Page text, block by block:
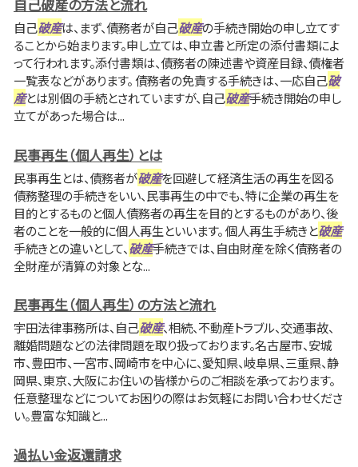
自己破産の方法と流れ
自己破産は、まず、債務者が自己破産の手続き開始の申し立てす
ることから始まります。申し立ては、申立書と所定の添付書類によ
って行われます。添付書類は、債務者の陳述書や資産目録、債権者
一覧表などがあります。 債務者の免責する手続きは、一応自己破
産とは別個の手続とされていますが、自己破産手続き開始の申し
立てがあった場合は...
民事再生（個人再生）とは
民事再生とは、債務者が破産を回避して経済生活の再生を図る
債務整理の手続きをいい、民事再生の中でも、特に企業の再生を
目的とするものと個人債務者の再生を目的とするものがあり、後
者のことを一般的に個人再生といいます。 個人再生手続きと破産
手続きとの違いとして、破産手続きでは、自由財産を除く債務者の
全財産が清算の対象とな...
民事再生（個人再生）の方法と流れ
宇田法律事務所は、自己破産、相続、不動産トラブル、交通事故、
離婚問題などの法律問題を取り扱っております。名古屋市、安城
市、豊田市、一宮市、岡崎市を中心に、愛知県、岐阜県、三重県、静
岡県、東京、大阪にお住いの皆様からのご相談を承っております。
任意整理などについてお困りの際はお気軽にお問い合わせくださ
い。豊富な知識と...
過払い金返還請求